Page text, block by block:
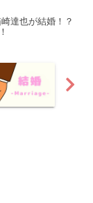
達也が結婚！？